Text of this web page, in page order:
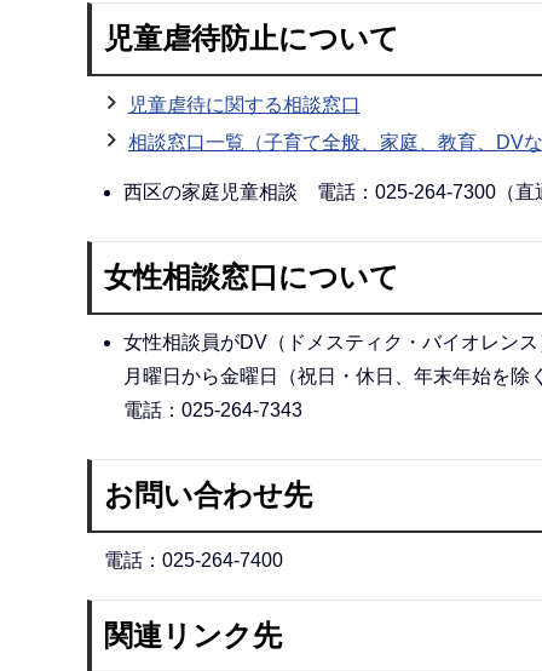
児童虐待防止について
児童虐待に関する相談窓口
相談窓口一覧（子育て全般、家庭、教育、DVな
西区の家庭児童相談 電話：025-264-7300（直
女性相談窓口について
女性相談員がDV（ドメスティク・バイオレン
月曜日から金曜日（祝日・休日、年末年始を
電話：025-264-7343
お問い合わせ先
電話：025-264-7400
関連リンク先